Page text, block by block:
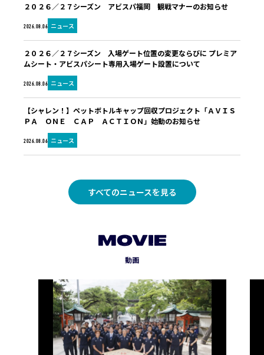
2026.08.06 ニュース
２０２６／２７シーズン アビスパ福岡 観戦マナーのお知らせ
2026.08.06 ニュース
２０２６／２７シーズン 入場ゲート位置の変更ならびに プレミア
ムシート・アビスパシート専用入場ゲート設置について
2026.08.06 ニュース
【シャレン！】ペットボトルキャップ回収プロジェクト「ＡＶＩＳ
ＰＡ ＯＮＥ ＣＡＰ ＡＣＴＩＯＮ」始動のお知らせ
すべてのニュースを見る
MOVIE
動画